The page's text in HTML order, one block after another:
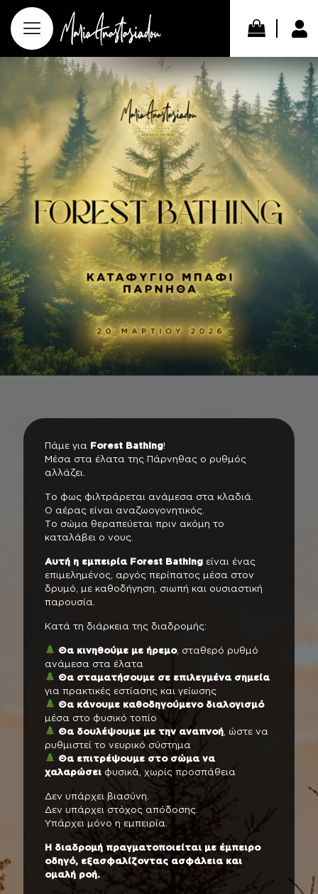
Πάμε για Forest Bathing!
Μέσα στα έλατα της Πάρνηθας ο ρυθμός
αλλάζει.
Το φως φιλτράρεται ανάμεσα στα κλαδιά.
Ο αέρας είναι αναζωογονητικός.
Το σώμα θεραπεύεται πριν ακόμη το
καταλάβει ο νους.
Αυτή η εμπειρία Forest Bathing είναι ένας
επιμελημένος, αργός περίπατος μέσα στον
δρυμό, με καθοδήγηση, σιωπή και ουσιαστική
παρουσία.
Κατά τη διάρκεια της διαδρομής:
Θα κινηθούμε με ήρεμο, σταθερό ρυθμό
ανάμεσα στα έλατα
Θα σταματήσουμε σε επιλεγμένα σημεία
για πρακτικές εστίασης και γείωσης
Θα κάνουμε καθοδηγούμενο διαλογισμό
μέσα στο φυσικό τοπίο
Θα δουλέψουμε με την αναπνοή, ώστε να
ρυθμιστεί το νευρικό σύστημα
Θα επιτρέψουμε στο σώμα να
χαλαρώσειφυσικά, χωρίς προσπάθεια
Δεν υπάρχει βιασύνη.
Δεν υπάρχει στόχος απόδοσης.
Υπάρχει μόνο η εμπειρία.
Η διαδρομή πραγματοποιείται με έμπειρο
οδηγό, εξασφαλίζοντας ασφάλεια και
ομαλή ροή.